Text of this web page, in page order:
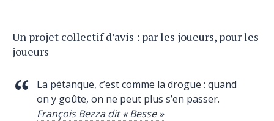
Un projet collectif d’avis : par les joueurs, pour les
joueurs
La pétanque, c’est comme la drogue : quand
on y goûte, on ne peut plus s’en passer.
François Bezza dit « Besse »